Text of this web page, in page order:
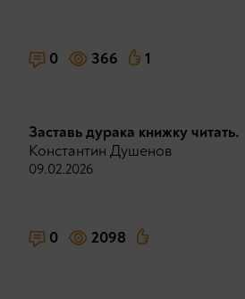
0 366 1
Заставь дурака книжку читать.
Константин Душенов
09.02.2026
0 2098